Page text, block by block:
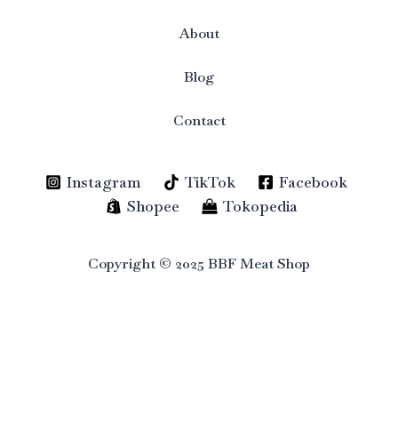
About
Blog
Contact
Instagram TikTok
Facebook
Shopee
Tokopedia
Copyright © 2025 BBF Meat Shop